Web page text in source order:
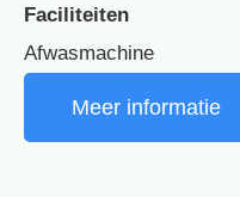
Faciliteiten
Afwasmachine
Meer informatie